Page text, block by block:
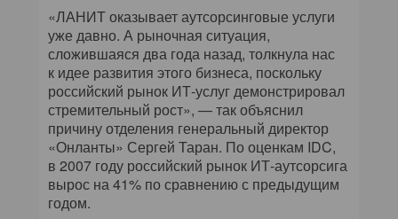
«ЛАНИТ оказывает аутсорсинговые услуги
уже давно. А рыночная ситуация,
сложившаяся два года назад, толкнула нас
к идее развития этого бизнеса, поскольку
российский рынок ИТ-услуг демонстрировал
стремительный рост», — так объяснил
причину отделения генеральный директор
«Онланты» Сергей Таран. По оценкам IDC,
в 2007 году российский рынок ИТ-аутсорсига
вырос на 41% по сравнению с предыдущим
годом.